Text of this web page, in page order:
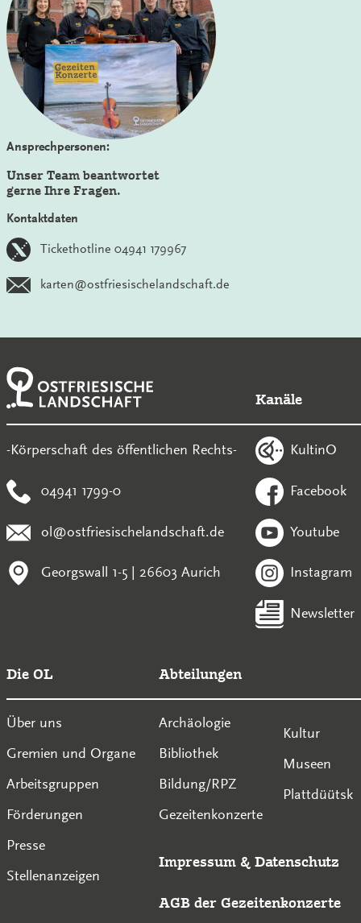
Ansprechpersonen:
Unser Team beantwortet
gerne Ihre Fragen.
Kontaktdaten
Tickethotline 04941 179967
karten@ostfriesischelandschaft.de
-Körperschaft des öffentlichen Rechts-
04941 1799-0
ol@ostfriesischelandschaft.de
Georgswall 1-5 | 26603 Aurich
Kanäle
KultinO
Facebook
Youtube
Instagram
Newsletter
Die OL
Über uns
Gremien und Organe
Arbeitsgruppen
Förderungen
Presse
Stellenanzeigen
Abteilungen
Archäologie
Bibliothek
Bildung/RPZ
Gezeitenkonzerte
Kultur
Museen
Plattdüütsk
Impressum & Datenschutz
AGB der Gezeitenkonzerte